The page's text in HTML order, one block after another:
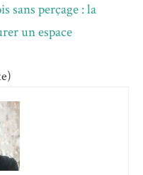
sans perçage : la
un espace